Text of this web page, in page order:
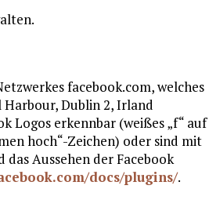
facebook.com, welches
Harbour, Dublin 2, Irland
Logos erkennbar (weißes „f“ auf
hoch“-Zeichen) oder sind mit
das Aussehen der Facebook
docs/plugins/.